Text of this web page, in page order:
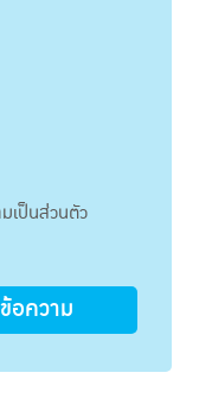
เป็นส่วนตัว
อความ